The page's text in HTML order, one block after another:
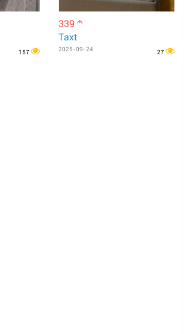
157
339 m
Taxt
2025-09-24 27